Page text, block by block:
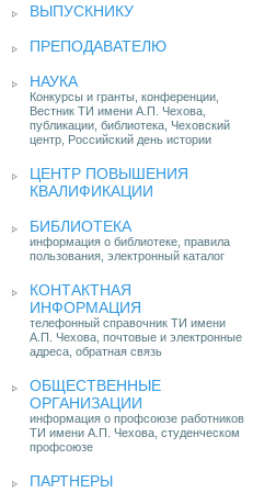
ВЫПУСКНИКУ
ПРЕПОДАВАТЕЛЮ
НАУКА
Конкурсы и гранты, конференции,
Вестник ТИ имени А.П. Чехова,
публикации, библиотека, Чеховский
центр, Российский день истории
ЦЕНТР ПОВЫШЕНИЯ
КВАЛИФИКАЦИИ
БИБЛИОТЕКА
информация о библиотеке, правила
пользования, электронный каталог
КОНТАКТНАЯ
ИНФОРМАЦИЯ
телефонный справочник ТИ имени
А.П. Чехова, почтовые и электронные
адреса, обратная связь
ОБЩЕСТВЕННЫЕ
ОРГАНИЗАЦИИ
информация о профсоюзе работников
ТИ имени А.П. Чехова, студенческом
профсоюзе
ПАРТНЕРЫ